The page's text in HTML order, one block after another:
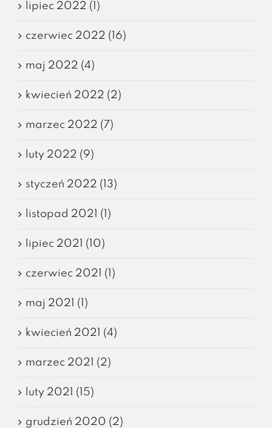
lipiec 2022 (1)
czerwiec 2022 (16)
maj 2022 (4)
kwiecień 2022 (2)
marzec 2022 (7)
luty 2022 (9)
styczeń 2022 (13)
listopad 2021 (1)
lipiec 2021 (10)
czerwiec 2021 (1)
maj 2021 (1)
kwiecień 2021 (4)
marzec 2021 (2)
luty 2021 (15)
grudzień 2020 (2)